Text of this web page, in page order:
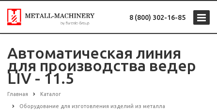
8 (800) 302-16-85
Автоматическая линия
для производства ведер
LIV - 11.5
Главная Каталог
Оборудование для изготовления изделий из металла